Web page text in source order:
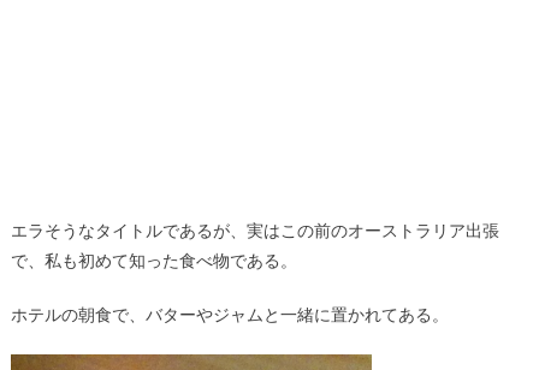
エラそうなタイトルであるが、実はこの前のオーストラリア出張
で、私も初めて知った食べ物である。
ホテルの朝食で、バターやジャムと一緒に置かれてある。